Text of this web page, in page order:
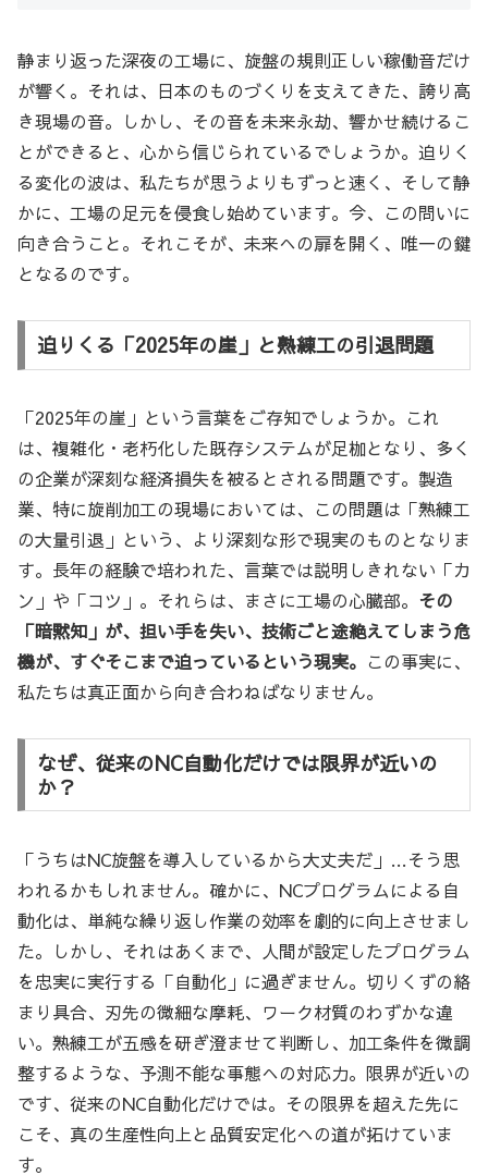
静まり返った深夜の工場に、旋盤の規則正しい稼働音だけ
が響く。それは、日本のものづくりを支えてきた、誇り高
き現場の音。しかし、その音を未来永劫、響かせ続けるこ
とができると、心から信じられているでしょうか。迫りく
る変化の波は、私たちが思うよりもずっと速く、そして静
かに、工場の足元を侵食し始めています。今、この問いに
向き合うこと。それこそが、未来への扉を開く、唯一の鍵
となるのです。
迫りくる「2025年の崖」と熟練工の引退問題
「2025年の崖」という言葉をご存知でしょうか。これ
は、複雑化・老朽化した既存システムが足枷となり、多く
の企業が深刻な経済損失を被るとされる問題です。製造
業、特に旋削加工の現場においては、この問題は「熟練工
の大量引退」という、より深刻な形で現実のものとなりま
す。長年の経験で培われた、言葉では説明しきれない「カ
ン」や「コツ」。それらは、まさに工場の心臓部。 その
「暗黙知」が、担い手を失い、技術ごと途絶えてしまう危
機が、すぐそこまで迫っているという現実。 この事実に、
私たちは真正面から向き合わねばなりません。
なぜ、従来のNC自動化だけでは限界が近いの
か？
「うちはNC旋盤を導入しているから大丈夫だ」…そう思
われるかもしれません。確かに、NCプログラムによる自
動化は、単純な繰り返し作業の効率を劇的に向上させまし
た。しかし、それはあくまで、人間が設定したプログラム
を忠実に実行する「自動化」に過ぎません。切りくずの絡
まり具合、刃先の微細な摩耗、ワーク材質のわずかな違
い。熟練工が五感を研ぎ澄ませて判断し、加工条件を微調
整するような、予測不能な事態への対応力。限界が近いの
です、従来のNC自動化だけでは。その限界を超えた先に
こそ、真の生産性向上と品質安定化への道が拓けていま
す。